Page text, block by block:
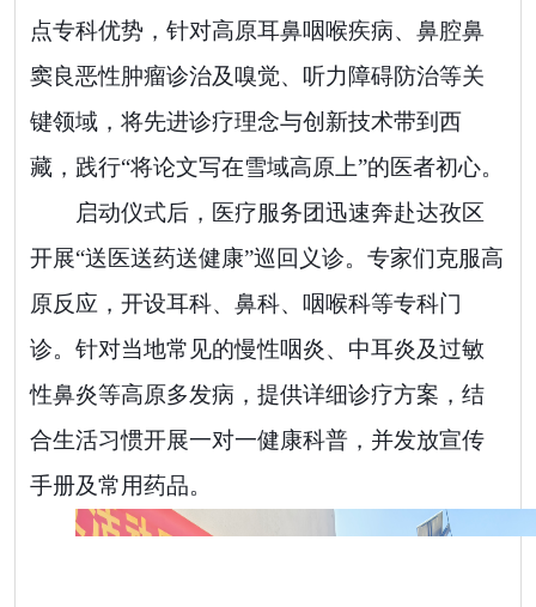
点专科优势，针对高原耳鼻咽喉疾病、鼻腔鼻
窦良恶性肿瘤诊治及嗅觉、听力障碍防治等关
键领域，将先进诊疗理念与创新技术带到西
藏，践行“将论文写在雪域高原上”的医者初心。
启动仪式后，医疗服务团迅速奔赴达孜区
开展“送医送药送健康”巡回义诊。专家们克服高
原反应，开设耳科、鼻科、咽喉科等专科门
诊。针对当地常见的慢性咽炎、中耳炎及过敏
性鼻炎等高原多发病，提供详细诊疗方案，结
合生活习惯开展一对一健康科普，并发放宣传
手册及常用药品。